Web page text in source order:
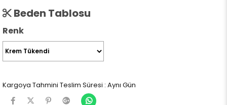
Beden Tablosu
Renk
Kargoya Tahmini Teslim Süresi : Aynı Gün